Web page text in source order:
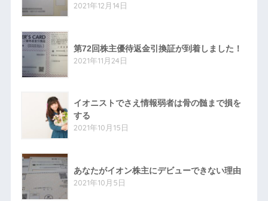
2021年12月14日
第72回株主優待返金引換証が到着しました！
2021年11月24日
イオニストでさえ情報弱者は骨の髄まで損を
する
2021年10月15日
あなたがイオン株主にデビューできない理由
2021年10月5日